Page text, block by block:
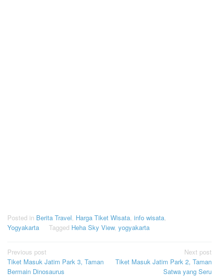
Posted in Berita Travel Harga Tiket Wisata info wisata
Yogyakarta
Tagged Heha Sky View, yogyakarta
Post
navigation
Previous post
Tiket Masuk Jatim Park 3, Taman
Bermain Dinosaurus
Next post
Tiket Masuk Jatim Park 2, Taman
Satwa yang Seru